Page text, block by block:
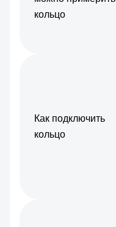
кольцо
Как подключить
кольцо